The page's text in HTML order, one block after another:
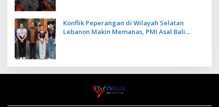
Konflik Peperangan di Wilayah Selatan
Lebanon Makin Memanas, PMI Asal Bali